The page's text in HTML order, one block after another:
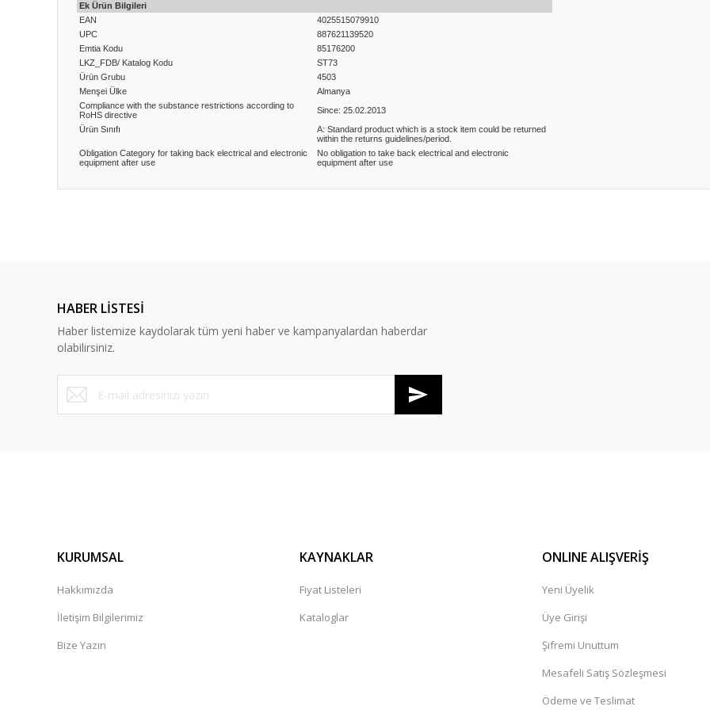
Ek Ürün Bilgileri
EAN
4025515079910
UPC
887621139520
Emtia Kodu
85176200
LKZ_FDB/ Katalog Kodu
ST73
Ürün Grubu
4503
Menşei Ülke
Almanya
Compliance with the substance restrictions according to
RoHS directive
Since: 25.02.2013
Ürün Sınıfı
A: Standard product which is a stock item could be returned
within the returns guidelines/period.
Obligation Category for taking back electrical and electronic
equipment after use
No obligation to take back electrical and electronic
equipment after use
Ürün bilgilerinde hatalar bulunuyor.
Ürün fiyatı diğer sitelerden daha pahalı.
HABER LİSTESİ
Haber listemize kaydolarak tüm yeni haber ve kampanyalardan haberdar
olabilirsiniz.
KURUMSAL
Hakkımızda
İletişim Bilgilerimiz
Bize Yazın
KAYNAKLAR
Fiyat Listeleri
Kataloglar
ONLINE ALIŞVERİŞ
Yeni Üyelik
Üye Girişi
Şifremi Unuttum
Mesafeli Satış Sözleşmesi
Ödeme ve Teslimat